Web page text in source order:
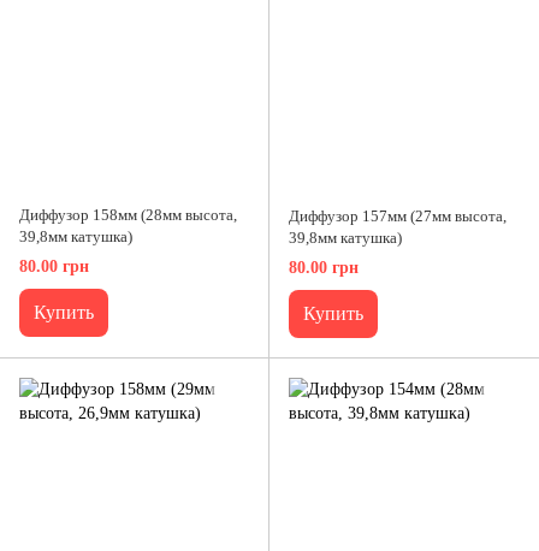
Диффузор 158мм (28мм высота,
39,8мм катушка)
80.00 грн
Купить
Диффузор 157мм (27мм высота,
39,8мм катушка)
80.00 грн
Купить